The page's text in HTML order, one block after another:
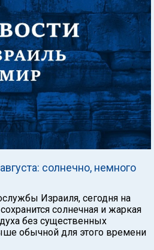
солнечно, немного
Израиля, сегодня на
солнечная и жаркая
без существенных
обычной для этого времени